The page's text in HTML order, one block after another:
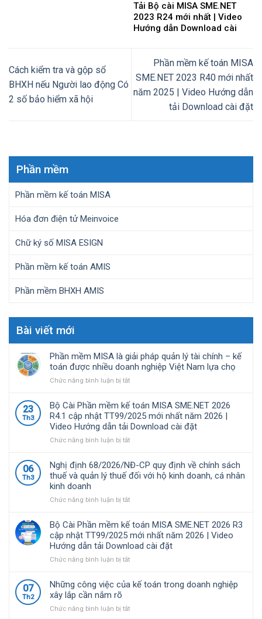
Tải Bộ cài MISA SME.NET
2023 R24 mới nhất | Video
Hướng dẫn Download cài
Cách kiểm tra và gộp sổ
BHXH nếu Người lao động Có
2 số bảo hiểm xã hội
Phần mềm kế toán MISA
SME.NET 2023 R40 mới nhất
năm 2025 | Video Hướng dẫn
tải Download cài đặt
Phần mềm
Phần mềm kế toán MISA
Hóa đơn điện tử Meinvoice
Chữ ký số MISA ESIGN
Phần mềm kế toán AMIS
Phần mềm BHXH AMIS
Bài viết mới
Phần mềm MISA là giải pháp quản lý tài chính – kế
toán được nhiều doanh nghiệp Việt Nam lựa chọ
Chức năng bình luận bị tắtở
mềm
MISA
là
giải
pháp
tài
chính
kế
được
nhiều
doanh
nghiệp
Việt
chọ
23
Th3
Bộ Cài Phần mềm kế toán MISA SME.NET 2026
R4.1 cập nhật TT99/2025 mới nhất năm 2026 |
Video Hướng dẫn tải Download cài đặt
Chức năng bình luận bị tắtở
Phần
mềm
toán
SME.NET
2026
R4.1
cập
nhật
mới
nhất
2026
06
Th3
Nghị định 68/2026/NĐ-CP quy định về chính sách
thuế và quản lý thuế đối với hộ kinh doanh, cá nhân
kinh doanh
Chức năng bình luận bị tắtở
định
68/2026/NĐ-
CP
quy
định
chính
sách
và
Bộ Cài Phần mềm kế toán MISA SME.NET 2026 R3
cập nhật TT99/2025 mới nhất năm 2026 | Video
Hướng dẫn tải Download cài đặt
Chức năng bình luận bị tắtở
Phần
kế
07
Th2
Những công việc của kế toán trong doanh nghiệp
xây lắp cần nắm rõ
Chức năng bình luận bị tắtở